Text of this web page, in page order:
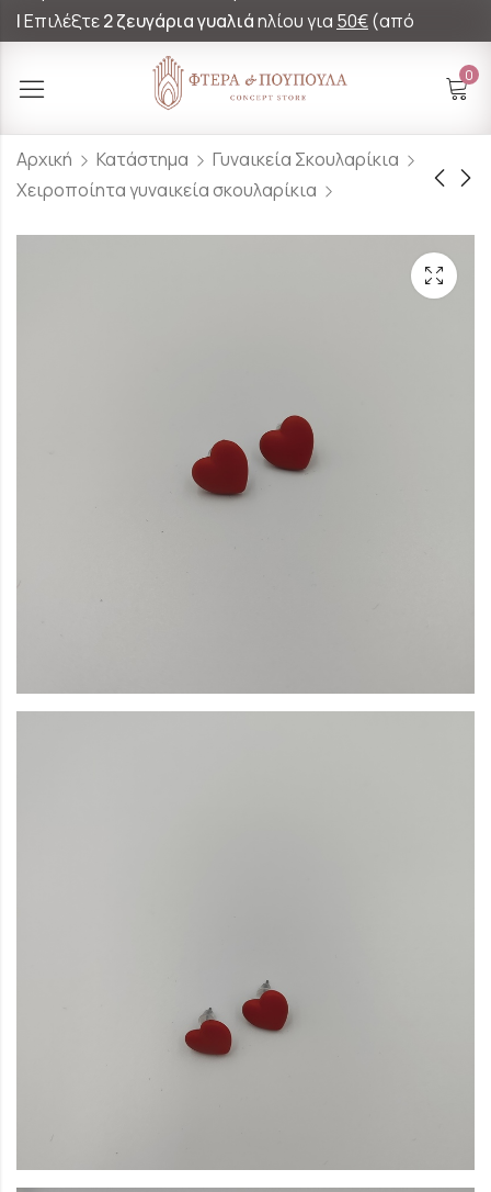
|Επιλέξτε2 ζευγάρια γυαλιάηλίου για 50€(από
0
Αρχική Κατάστημα
Γυναικεία Σκουλαρίκια
Χειροποίητα γυναικεία σκουλαρίκια
Σχέδιο Παλέτα Και
Σχέδιο Κραγιόν